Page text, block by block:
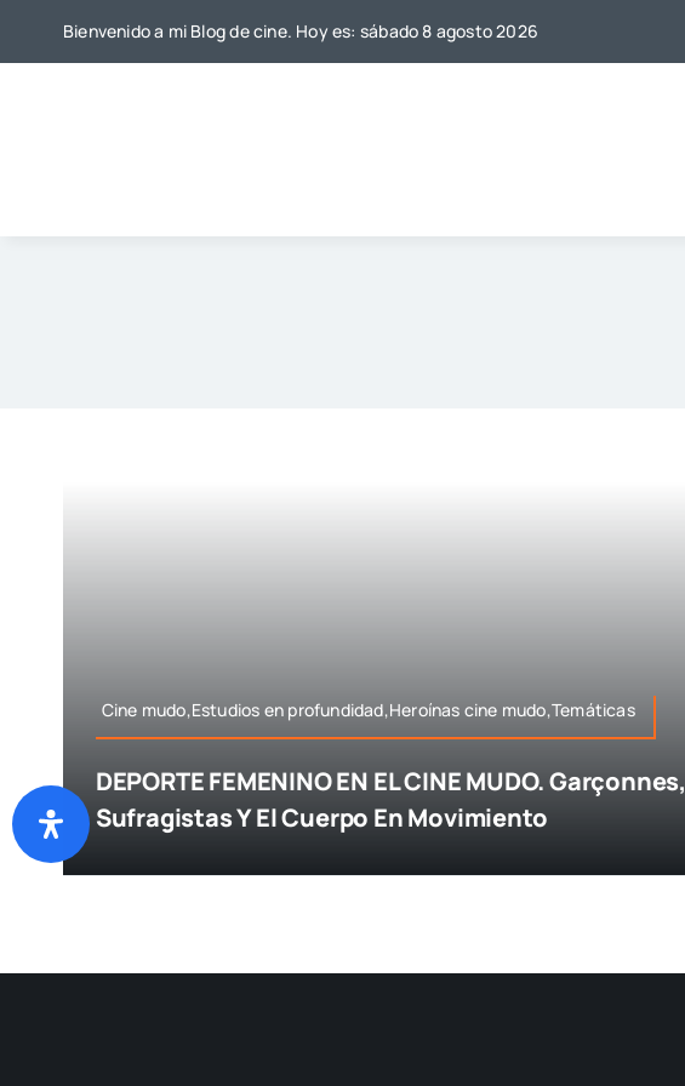
Bienvenido a mi Blog de cine. Hoy es: sábado 8 agosto 2026
Cine mudo,Estudios en profundidad,Heroínas cine mudo,Temáticas
DEPORTE FEMENINO EN EL CINE MUDO. Garçonnes,
Sufragistas Y El Cuerpo En Movimiento